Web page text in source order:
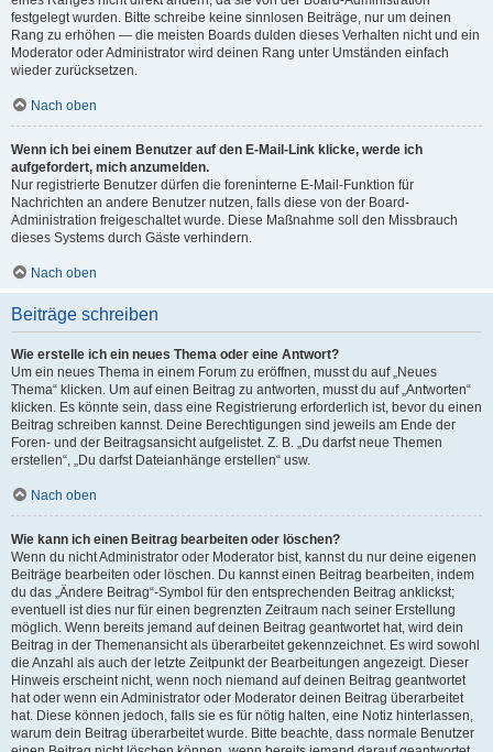
festgelegt wurden. Bitte schreibe keine sinnlosen Beiträge, nur um deinen
Rang zu erhöhen — die meisten Boards dulden dieses Verhalten nicht und ein
Moderator oder Administrator wird deinen Rang unter Umständen einfach
wieder zurücksetzen.
Nach oben
Wenn ich bei einem Benutzer auf den E-Mail-Link klicke, werde ich
aufgefordert, mich anzumelden.
Nur registrierte Benutzer dürfen die foreninterne E-Mail-Funktion für
Nachrichten an andere Benutzer nutzen, falls diese von der Board-
Administration freigeschaltet wurde. Diese Maßnahme soll den Missbrauch
dieses Systems durch Gäste verhindern.
Nach oben
Beiträge schreiben
Wie erstelle ich ein neues Thema oder eine Antwort?
Um ein neues Thema in einem Forum zu eröffnen, musst du auf „Neues
Thema“ klicken. Um auf einen Beitrag zu antworten, musst du auf „Antworten“
klicken. Es könnte sein, dass eine Registrierung erforderlich ist, bevor du einen
Beitrag schreiben kannst. Deine Berechtigungen sind jeweils am Ende der
Foren- und der Beitragsansicht aufgelistet. Z. B. „Du darfst neue Themen
erstellen“, „Du darfst Dateianhänge erstellen“ usw.
Nach oben
Wie kann ich einen Beitrag bearbeiten oder löschen?
Wenn du nicht Administrator oder Moderator bist, kannst du nur deine eigenen
Beiträge bearbeiten oder löschen. Du kannst einen Beitrag bearbeiten, indem
du das „Ändere Beitrag“-Symbol für den entsprechenden Beitrag anklickst;
eventuell ist dies nur für einen begrenzten Zeitraum nach seiner Erstellung
möglich. Wenn bereits jemand auf deinen Beitrag geantwortet hat, wird dein
Beitrag in der Themenansicht als überarbeitet gekennzeichnet. Es wird sowohl
die Anzahl als auch der letzte Zeitpunkt der Bearbeitungen angezeigt. Dieser
Hinweis erscheint nicht, wenn noch niemand auf deinen Beitrag geantwortet
hat oder wenn ein Administrator oder Moderator deinen Beitrag überarbeitet
hat. Diese können jedoch, falls sie es für nötig halten, eine Notiz hinterlassen,
warum dein Beitrag überarbeitet wurde. Bitte beachte, dass normale Benutzer